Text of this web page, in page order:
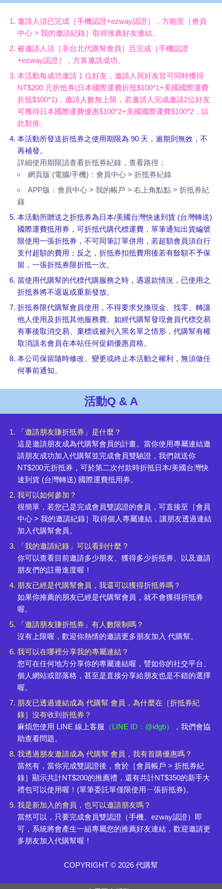
邀請人須已完成［手機認證+ezway認證］，方能至［會員
中心 > 我的邀請紀錄］取得推薦好友連結。
被邀請人須［非台北代購幫會員］且完成［手機認證
+ezway認證］，方算邀請成功。
本活動每成功邀請 1 位好友，邀請人與好友皆可同時獲得
NT$200 元折抵券(日本國際運費折抵$100*1+美國國際運費
折抵$100*1)，邀請人數無上限，若邀請人完成邀請2位好友
可獲得日本國際運費優惠$100*2+美國國際運費$100*2，以
此類推。
本活動所發送折抵券之使用期限為 90 天，逾期則無效，不
再補發。
詳細使用期限請查看折抵券紀錄，查看路徑：
網頁版 (電腦/手機)：會員中心 > 折抵券紀錄
APP版：會員中心 > 我的帳戶 > 右上角點點 > 折抵券紀
錄
本活動所贈送之折抵券為日本/美國台灣快速到貨 (台灣轉送)
國際運費抵用券，可折抵代購代標運費，單筆通知出貨編號
限使用一張折抵券，不可同筆訂單併用，若超額會員須自行
支付超額的費用；反之，折抵券扣抵費用後若有餘額不予保
留，一張折抵券限折抵一次。
當使用代購幫的代標代購服務之時，遇退款情況，已使用之
折抵券將不退返或重新發放。
折抵券限代購幫會員使用，不得要求兌換現金、找零、轉讓
他人使用及折抵其他服務費。如經代購幫發現會員代標交易
有事後取消交易、棄標或被列入黑名單之情形，代購幫有權
取消該名會員在本站任何促銷優惠資格。
本公司保留隨時修改、變更或終止本活動之權利，無須做任
何事前通知。
活動Q & A
「邀請朋友賺折抵券」是什麼？
這是邀請朋友成為代購幫會員的計畫。當你使用專屬連結邀
請朋友成功加入代購幫並完成會員雙驗證，我們就送你
NT$200元折抵券，可於第二次付款時折抵日本/美國台灣快
速到貨 (台灣轉送) 國際運費抵用券。
我可以如何參加？
很簡單，若您已是完成會員雙認證的會員，可直接至［會員
中心 > 我的邀請紀錄］取得個人專屬連結，讓朋友透過連結
加入代購幫會員。
「我的邀請紀錄」可以看到什麼 ?
你可以查看目前邀請多少朋友、獲得多少折抵券、以及邀請
朋友們的註冊進度喔！
朋友已經是代購幫會員，我還可以獲得折抵券嗎？
如果你推薦的朋友已經是代購幫會員，就不會獲得折抵券
喔。
「邀請朋友賺折抵券」有人數限制嗎？
沒有上限喔，歡迎你熱情的邀請更多朋友加入 代購幫。
我可以在哪裡分享我的專屬連結？
您可在任何地方分享你的專屬連結喔，譬如你的社交平台、
個人網站或部落格，甚至是直接分享給朋友也是不錯的選擇
喔。
朋友已透過連結成為 代購幫 會員，為什麼在［折抵券紀
錄］沒有收到折抵券？
麻煩您使用 LINE 線上客服 （LINE ID：@idgb）
，我們會協
助查看問題。
我透過朋友邀請成為 代購幫 會員，我有首購優惠嗎？
當然有，當你完成雙認證後，會於［會員帳戶 > 折抵券紀
錄］顯示共計NT$200的推薦禮，還有共計NT$350的新手大
禮包可以使用喔！(單筆委託單僅限使用ㄧ張折抵券)。
我是新加入的會員，也可以邀請朋友嗎？
當然可以，只要完成會員雙認證（手機、ezway認證）即
可，系統將會產生一組專屬您的推薦好友連結，歡迎邀請更
多朋友加入代購幫喔！
COPYRIGHT © 2026 代購幫